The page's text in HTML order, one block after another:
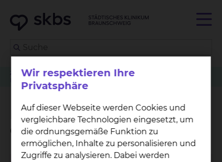
Zuweiser Tumorkonferenzen
Herz-, Thorax- & Gefäßchirurgie
Betreuungsangebot der Grünen Damen und Herren
Betreuungsangebot der
Grünen Damen und Herren
Wir respektieren Ihre
Privatsphäre
Auf dieser Webseite werden Cookies und
vergleichbare Technologien eingesetzt, um
die ordnungsgemäße Funktion zu
ermöglichen, Inhalte zu personalisieren und
Zugriffe zu analysieren. Dabei werden